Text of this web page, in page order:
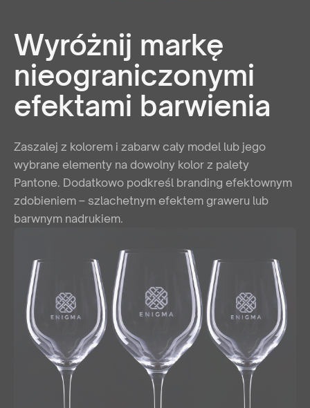
Wyróżnij markę
nieograniczonymi
efektami barwienia
Zaszalej z kolorem i zabarw cały model lub jego
wybrane elementy na dowolny kolor z palety
Pantone. Dodatkowo podkreśl branding efektownym
zdobieniem – szlachetnym efektem graweru lub
barwnym nadrukiem.